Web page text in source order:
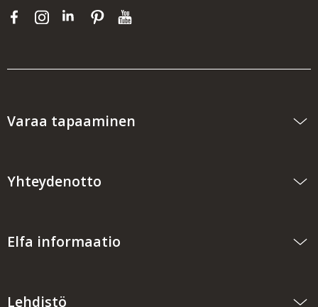
Varaa tapaaminen
Yhteydenotto
Elfa informaatio
Lehdistö